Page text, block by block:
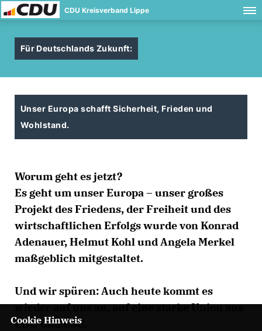
CDU Kreisverband Lippe
Für Deutschlands Zukunft:
Unser Europa schafft Sicherheit, Frieden und
Wohlstand.
Worum geht es jetzt?
Es geht um unser Europa – unser großes
Projekt des Friedens, der Freiheit und des
wirtschaftlichen Erfolgs wurde von Konrad
Adenauer, Helmut Kohl und Angela Merkel
maßgeblich mitgestaltet.
Und wir spüren: Auch heute kommt es
wieder auf uns an, auf eine starke Union aus
CDU und CSU.
Cookie Hinweis